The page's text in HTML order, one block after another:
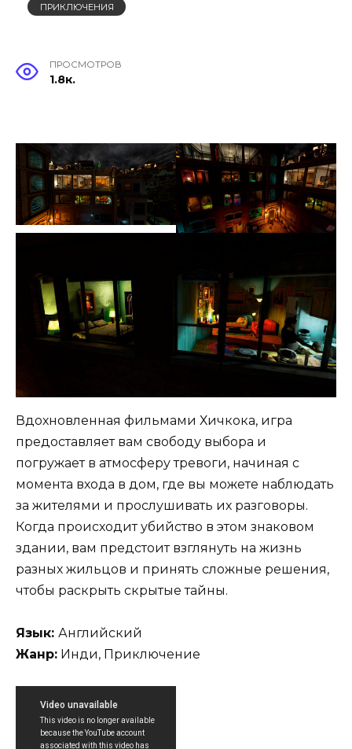
ПРИКЛЮЧЕНИЯ
ПРОСМОТРОВ
1.8к.
Вдохновленная фильмами Хичкока, игра
предоставляет вам свободу выбора и
погружает в атмосферу тревоги, начиная с
момента входа в дом, где вы можете наблюдать
за жителями и прослушивать их разговоры.
Когда происходит убийство в этом знаковом
здании, вам предстоит взглянуть на жизнь
разных жильцов и принять сложные решения,
чтобы раскрыть скрытые тайны.
Язык: Английский
Жанр: Инди, Приключение